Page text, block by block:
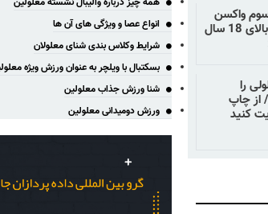
سوم واکسن
18 سال
را
از چاپ
کنید
انواع عصا و ویژگی های آن ها
شرایط وکلاس بندی شنای معلولان
بسکتبال با ویلچر به عنوان ورزش ویژه
شنا ورزش جذاب معلولین
ورزش دومیدانی معلولین